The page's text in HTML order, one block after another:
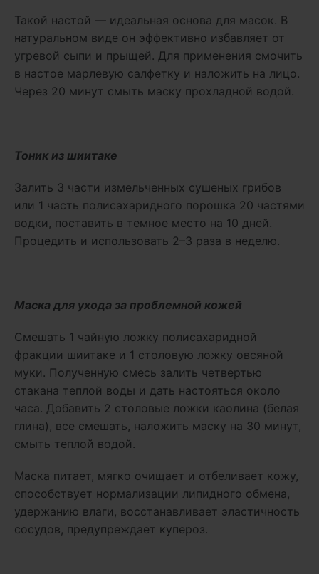
Такой настой — идеальная основа для масок. В
натуральном виде он эффективно избавляет от
угревой сыпи и прыщей. Для применения смочить
в настое марлевую салфетку и наложить на лицо.
Через 20 минут смыть маску прохладной водой.
Тоник из шиитаке
Залить 3 части измельченных сушеных грибов
или 1 часть полисахаридного порошка 20 частями
водки, поставить в темное место на 10 дней.
Процедить и использовать 2–3 раза в неделю.
Маска для ухода за проблемной кожей
Смешать 1 чайную ложку полисахаридной
фракции шиитаке и 1 столовую ложку овсяной
муки. Полученную смесь залить четвертью
стакана теплой воды и дать настояться около
часа. Добавить 2 столовые ложки каолина (белая
глина), все смешать, наложить маску на 30 минут,
смыть теплой водой.
Маска питает, мягко очищает и отбеливает кожу,
способствует нормализации липидного обмена,
удержанию влаги, восстанавливает эластичность
сосудов, предупреждает купероз.